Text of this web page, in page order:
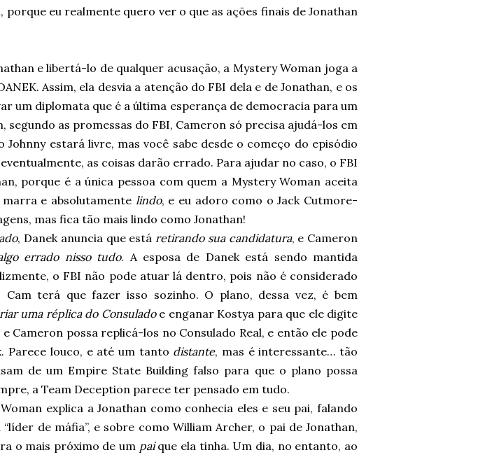
eu realmente quero ver o que as ações finais de Jonathan
e libertá-lo de qualquer acusação, a Mystery Woman joga a
Assim, ela desvia a atenção do FBI dela e de Jonathan, e os
um diplomata que é a última esperança de democracia para um
segundo as promessas do FBI, Cameron só precisa ajudá-los em
Johnny estará livre, mas você sabe desde o começo do episódio
eventualmente, as coisas darão errado. Para ajudar no caso, o FBI
porque é a única pessoa com quem a Mystery Woman aceita
e absolutamente lindo, e eu adoro como o Jack Cutmore-
mas fica tão mais lindo como Jonathan!
, Danek anuncia que estáretirando sua candidatura, e Cameron
errado nisso tudo. A esposa de Danek está sendo mantida
o FBI não pode atuar lá dentro, pois não é considerado
terá que fazer isso sozinho. O plano, dessa vez, é bem
uma réplica do Consuladoe enganar Kostya para que ele digite
Cameron possa replicá-los no Consulado Real, e então ele pode
Parece louco, e até um tanto distante, mas é interessante… tão
de um Empire State Building falso para que o plano possa
a Team Deception parece ter pensado em tudo.
explica a Jonathan como conhecia eles e seu pai, falando
de máfia”, e sobre como William Archer, o pai de Jonathan,
o mais próximo de um paique ela tinha. Um dia, no entanto, ao